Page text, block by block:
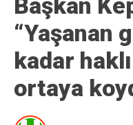
Başkan
“Yaşanan
kadar
ortaya